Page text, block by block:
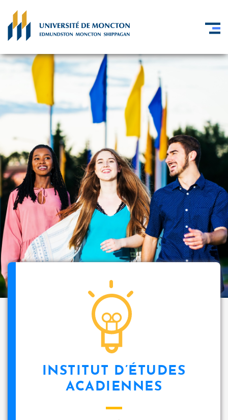
INSTITUT D’ÉTUDES
ACADIENNES